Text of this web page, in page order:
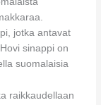
jotka antavat
sinappi on
suomalaisia
raikkaudellaan